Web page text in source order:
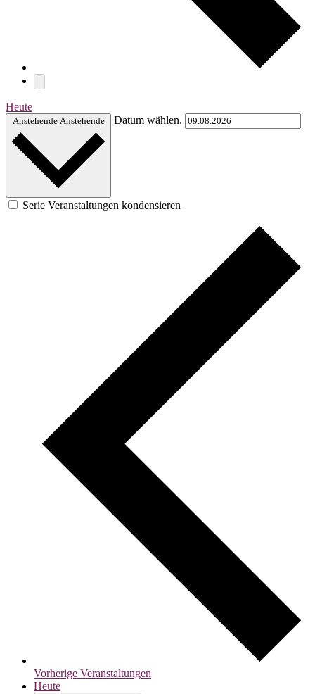
Heute
Anstehende Anstehende Datum wählen.
Serie Veranstaltungen kondensieren
Vorherige Veranstaltungen
Heute